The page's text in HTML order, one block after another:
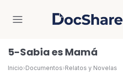
DocShare
5-Sabia es Mamá
Inicio›Documentos›Relatos y Novelas